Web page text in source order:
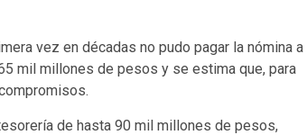
vez en décadas no pudo pagar la nómina a
mil millones de pesos y se estima que, para
de hasta 90 mil millones de pesos,